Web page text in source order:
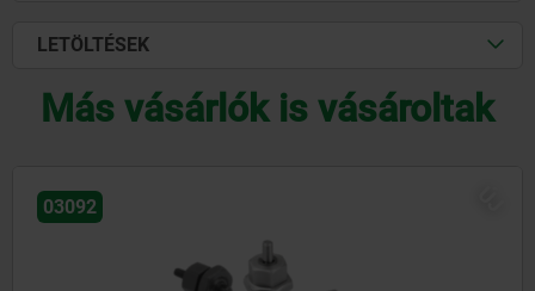
LETÖLTÉSEK
Más vásárlók is vásároltak
ÚJ